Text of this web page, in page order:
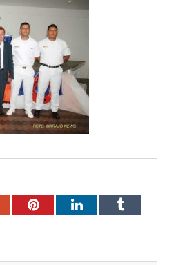
PinterestLinkedInTumblr